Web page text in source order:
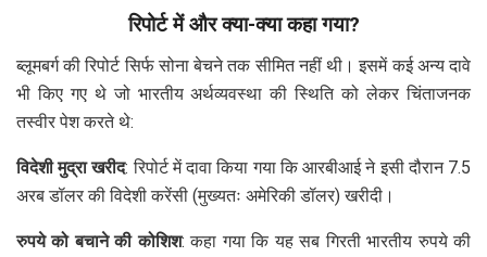
रिपोर्ट में और क्या-क्या कहा गया?
ब्लूमबर्ग की रिपोर्ट सिर्फ सोना बेचने तक सीमित नहीं थी। इसमें कई अन्य दावे
भी किए गए थे जो भारतीय अर्थव्यवस्था की स्थिति को लेकर चिंताजनक
तस्वीर पेश करते थे:
विदेशी मुद्रा खरीद: रिपोर्ट में दावा किया गया कि आरबीआई ने इसी दौरान 7.5
अरब डॉलर की विदेशी करेंसी (मुख्यतः अमेरिकी डॉलर) खरीदी।
रुपये को बचाने की कोशिश: कहा गया कि यह सब गिरती भारतीय रुपये की